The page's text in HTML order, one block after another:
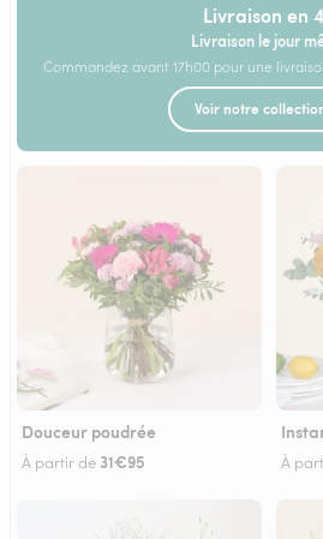
Livraison en
Livraison le jour
Commandez avant 17h00 pour une
Voir notre
Douceur poudrée
À partir de 31€95 À